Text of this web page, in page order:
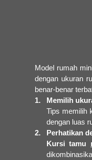
Model rumah
dengan ukuran
benar-benar
1. Memilih
Tips memilih
dengan luas
2. Perhatikan
Kursi tamu